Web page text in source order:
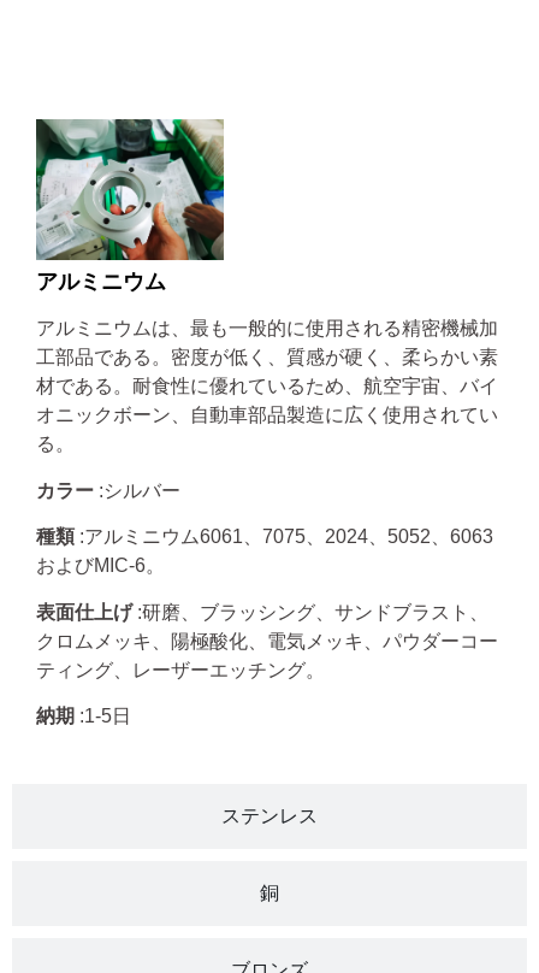
ステンレス
銅
アルミニウム
アルミニウムは、最も一般的に使用される精密機械加
工部品である。密度が低く、質感が硬く、柔らかい素
材である。耐食性に優れているため、航空宇宙、バイ
オニックボーン、自動車部品製造に広く使用されてい
る。
カラー :シルバー
種類 :アルミニウム6061、7075、2024、5052、6063
およびMIC-6。
表面仕上げ:研磨、ブラッシング、サンドブラスト、
クロムメッキ、陽極酸化、電気メッキ、パウダーコー
ティング、レーザーエッチング。
納期 :1-5日